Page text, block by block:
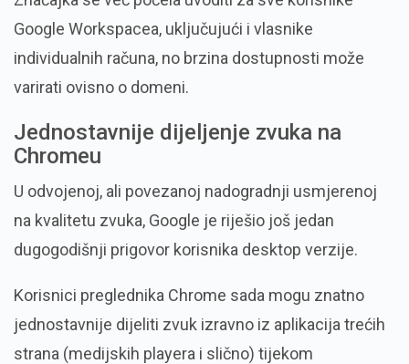
Google Workspacea, uključujući i vlasnike
individualnih računa, no brzina dostupnosti može
varirati ovisno o domeni.
Jednostavnije dijeljenje zvuka na
Chromeu
U odvojenoj, ali povezanoj nadogradnji usmjerenoj
na kvalitetu zvuka, Google je riješio još jedan
dugogodišnji prigovor korisnika desktop verzije.
Korisnici preglednika Chrome sada mogu znatno
jednostavnije dijeliti zvuk izravno iz aplikacija trećih
strana (medijskih playera i slično) tijekom